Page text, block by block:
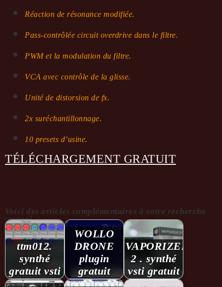
Réaction de résonance modifiée.
Pass-contrôlée circuit overdrive dans le filtre.
PWM et la modulation du filtre.
VCA avec contrôle de la glisse.
Unité de distorsion de fx.
2x suréchantillonnage.
10 presets d’usine.
TÉLÉCHARGEMENT GRATUIT
Voici des articles complémentaires à votre recherche
...........:
ttm012.
synthé
gratuit vsti
WOLLO
DRONE
plugin
gratuit
VAPORIZER
2 . synthé
vsti gratuit